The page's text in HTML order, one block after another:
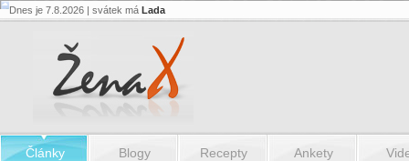
Anička:
Dnes je 7.8.2026 | svátek má Lada
Články Blogy Recepty Ankety